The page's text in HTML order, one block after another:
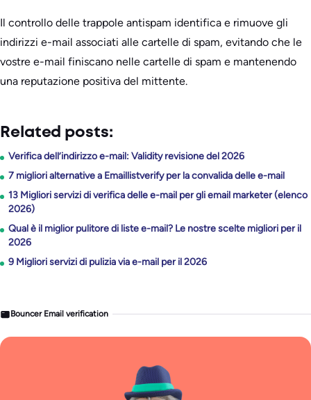
Il controllo delle trappole antispam identifica e rimuove gli
indirizzi e-mail associati alle cartelle di spam, evitando che le
vostre e-mail finiscano nelle cartelle di spam e mantenendo
una reputazione positiva del mittente.
Related posts:
Verifica dell’indirizzo e-mail: Validity revisione del 2026
7 migliori alternative a Emaillistverify per la convalida delle e-mail
13 Migliori servizi di verifica delle e-mail per gli email marketer (elenco
2026)
Qual è il miglior pulitore di liste e-mail? Le nostre scelte migliori per il
2026
9 Migliori servizi di pulizia via e-mail per il 2026
Bouncer Email verification